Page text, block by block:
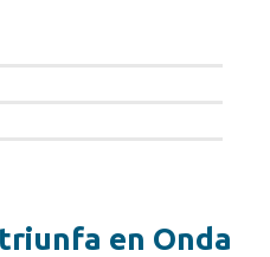
en Onda